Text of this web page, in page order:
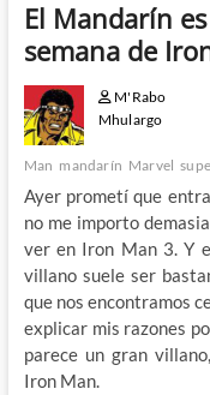
El Mandarín
semana de
M'Rabo
Mhulargo
Man mandarín Marvel
Ayer prometí que
no me importo
ver en Iron Man 3. Y
villano suele ser
que nos encontramos
explicar mis razones
parece un gran
Iron Man.